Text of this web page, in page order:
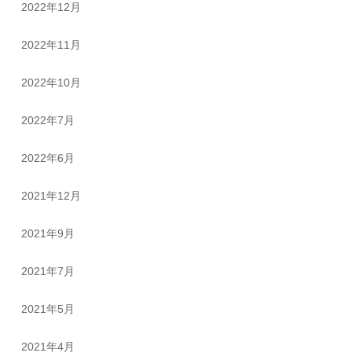
2022年12月
2022年11月
2022年10月
2022年7月
2022年6月
2021年12月
2021年9月
2021年7月
2021年5月
2021年4月